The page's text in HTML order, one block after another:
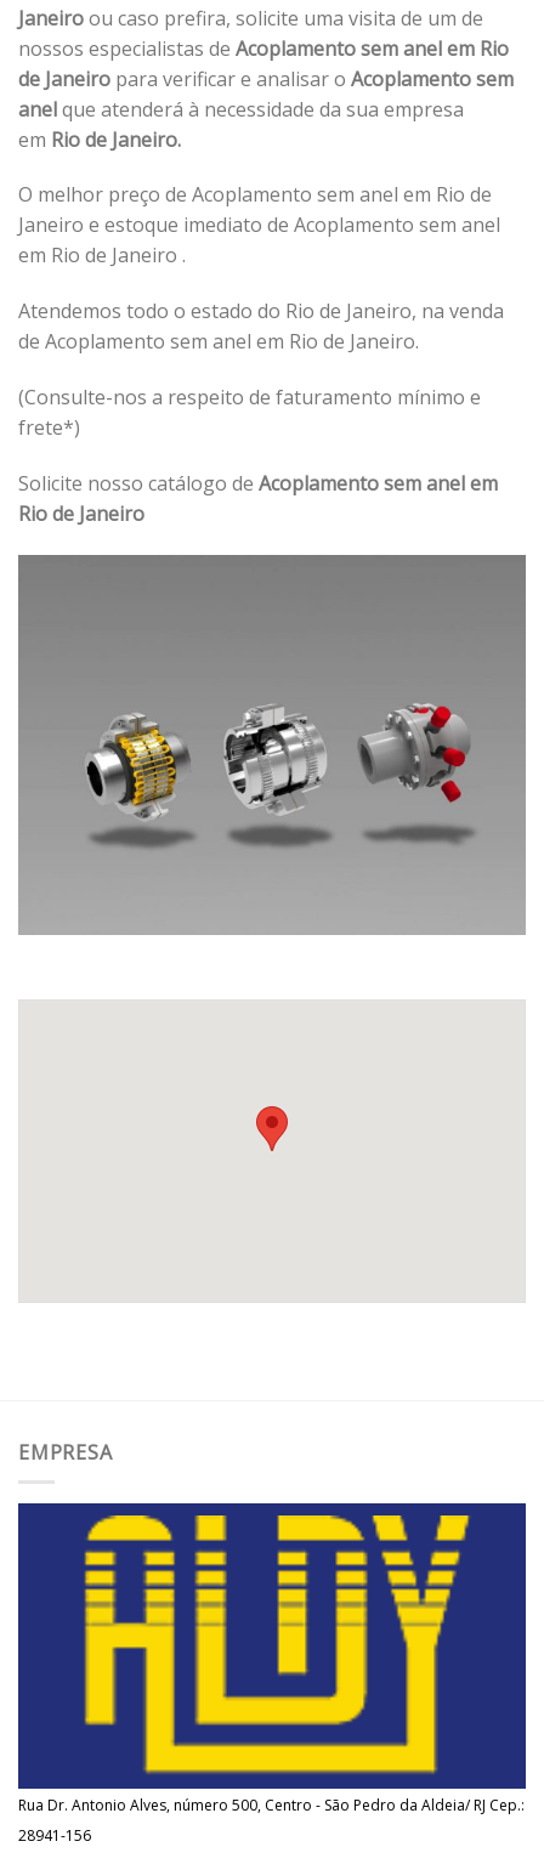
Janeiroou caso prefira, solicite uma visita de um de
nossos especialistas de Acoplamento sem anel em Rio
de Janeiro para verificar e analisar o Acoplamento sem
anelque atenderá à necessidade da sua empresa
em Rio de Janeiro.
O melhor preço de Acoplamento sem anel em Rio de
Janeiro e estoque imediato de Acoplamento sem anel
em Rio de Janeiro .
Atendemos todo o estado do Rio de Janeiro, na venda
de Acoplamento sem anel em Rio de Janeiro.
(Consulte-nos a respeito de faturamento mínimo e
frete*)
Solicite nosso catálogo de Acoplamento sem anel em
Rio de Janeiro
EMPRESA
Rua Dr. Antonio Alves, número 500, Centro - São Pedro da Aldeia/ RJ Cep.:
28941-156